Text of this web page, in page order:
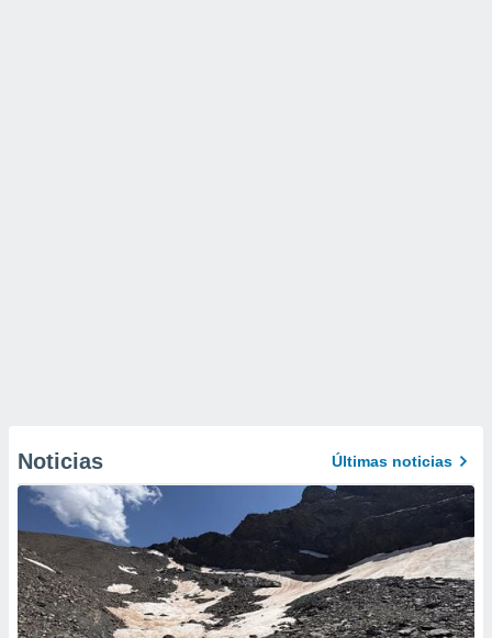
Noticias Últimas noticias